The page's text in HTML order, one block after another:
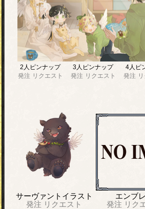
2人ピンナップ
発注 リクエスト
3人ピンナップ
発注 リクエスト
4人ピ
発注
サーヴァントイラスト
発注 リクエスト
エンブ
発注 リク